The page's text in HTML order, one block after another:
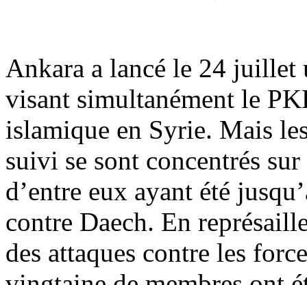
Ankara a lancé le 24 juillet
visant simultanément le
islamique en Syrie. Mais
suivi se sont concentrés
d’entre eux ayant été
contre Daech. En
des attaques contre les